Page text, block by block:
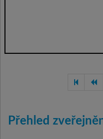
Přehled